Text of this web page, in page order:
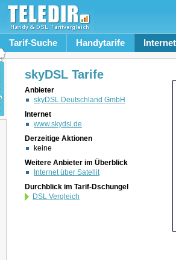
Tarif-Suche Handytarife
skyDSL Tarife
Anbieter
skyDSL Deutschland GmbH
Internet
www.skydsl.de
Derzeitige Aktionen
keine
Weitere Anbieter im Überblick
Internet über Satellit
Durchblick im Tarif-Dschungel
DSL Vergleich